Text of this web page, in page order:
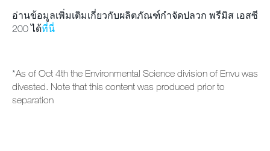
อ่านข้อมูลเพิ่มเติมเกี่ยวกับผลิตภัณฑ์กำจัดปลวก พรีมิส เอสซี
200 ได้ที่นี่
*As of Oct 4th the Environmental Science division of Envu was
divested. Note that this content was produced prior to
separation